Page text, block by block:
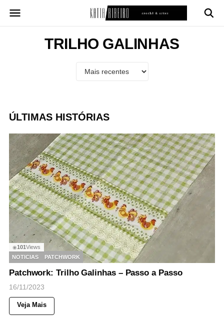
para
TRILHO GALINHAS
ÚLTIMAS HISTÓRIAS
◉101Views
NOTICIAS
PATCHWORK
Patchwork: Trilho Galinhas – Passo a Passo
16/11/2023
Veja Mais